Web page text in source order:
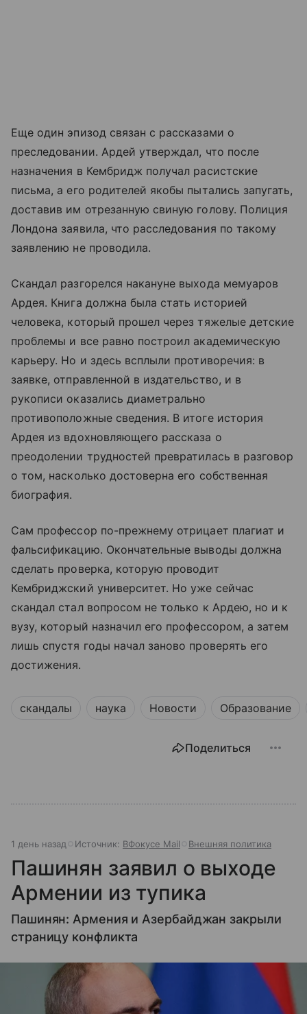
Еще один эпизод связан с рассказами о
преследовании. Ардей утверждал, что после
назначения в Кембридж получал расистские
письма, а его родителей якобы пытались запугать,
доставив им отрезанную свиную голову. Полиция
Лондона заявила, что расследования по такому
заявлению не проводила.
Скандал разгорелся накануне выхода мемуаров
Ардея. Книга должна была стать историей
человека, который прошел через тяжелые детские
проблемы и все равно построил академическую
карьеру. Но и здесь всплыли противоречия: в
заявке, отправленной в издательство, и в
рукописи оказались диаметрально
противоположные сведения. В итоге история
Ардея из вдохновляющего рассказа о
преодолении трудностей превратилась в разговор
о том, насколько достоверна его собственная
биография.
Сам профессор по-прежнему отрицает плагиат и
фальсификацию. Окончательные выводы должна
сделать проверка, которую проводит
Кембриджский университет. Но уже сейчас
скандал стал вопросом не только к Ардею, но и к
вузу, который назначил его профессором, а затем
лишь спустя годы начал заново проверять его
достижения.
скандалы наука Новости Образование
Поделиться
1 день назад Источник: ВФокусе Mail Внешняя политика
Пашинян заявил о выходе
Армении из тупика
Пашинян: Армения и Азербайджан закрыли
страницу конфликта